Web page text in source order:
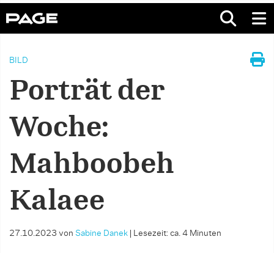
BILD
Porträt der
Woche:
Mahboobeh
Kalaee
27.10.2023 von Sabine Danek Lesezeit: ca. 4 Minuten